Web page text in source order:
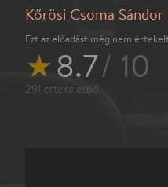
Kőrösi Csoma
Ezt az előadást még nem
★8.7/ 10
291 értékelésből